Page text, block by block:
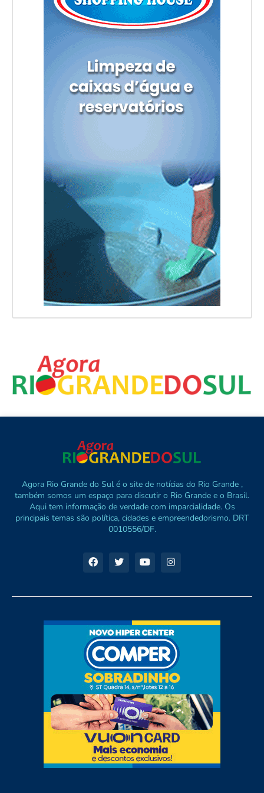
Agora Rio Grande do Sul é o site de notícias do Rio Grande ,
também somos um espaço para discutir o Rio Grande e o Brasil.
Aqui tem informação de verdade com imparcialidade. Os
principais temas são política, cidades e empreendedorismo. DRT
0010556/DF.